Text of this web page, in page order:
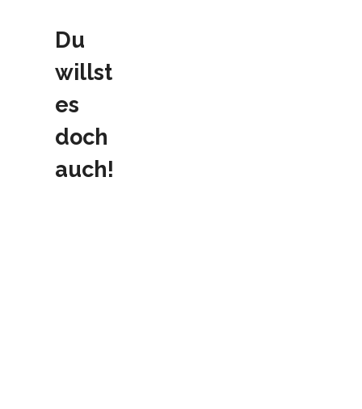
Du
willst
es
doch
auch!